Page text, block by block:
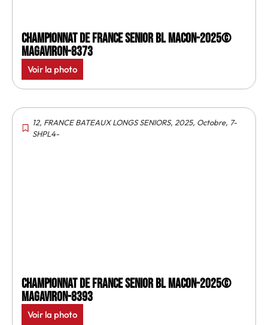
Championnat de France senior BL Macon-2025©
MagAviron-8373
Voir la photo
12, FRANCE BATEAUX LONGS SENIORS, 2025, Octobre, 7-
SHPL4-
Championnat de France senior BL Macon-2025©
MagAviron-8393
Voir la photo